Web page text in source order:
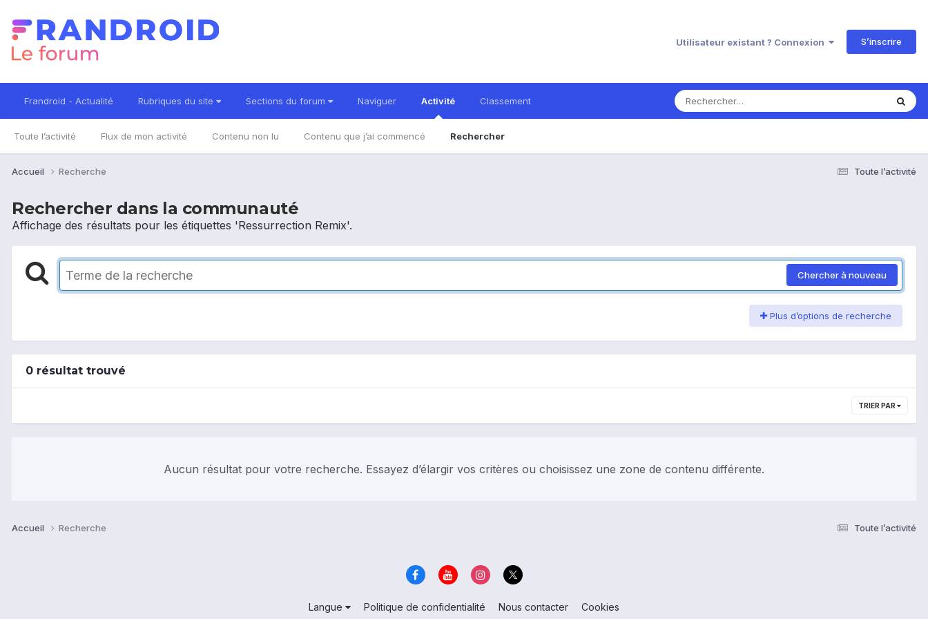
Utilisateur existant ? Connexion S’inscrire
Frandroid - Actualité Rubriques du site Sections du forum Naviguer Activité
Toute l’activité Flux de mon activité Contenu non lu Contenu que j’ai commencé Rechercher
Classement
Toute l’activité
Accueil Recherche
Rechercher dans la communauté
Affichage des résultats pour les étiquettes 'Ressurrection Remix'.
Chercher à nouveau
Plus d’options de recherche
0 résultat trouvé
TRIER PAR
Aucun résultat pour votre recherche. Essayez d’élargir vos critères ou choisissez une zone de contenu différente.
Toute l’activité
Accueil Recherche
Langue Politique de confidentialité Nous contacter Cookies